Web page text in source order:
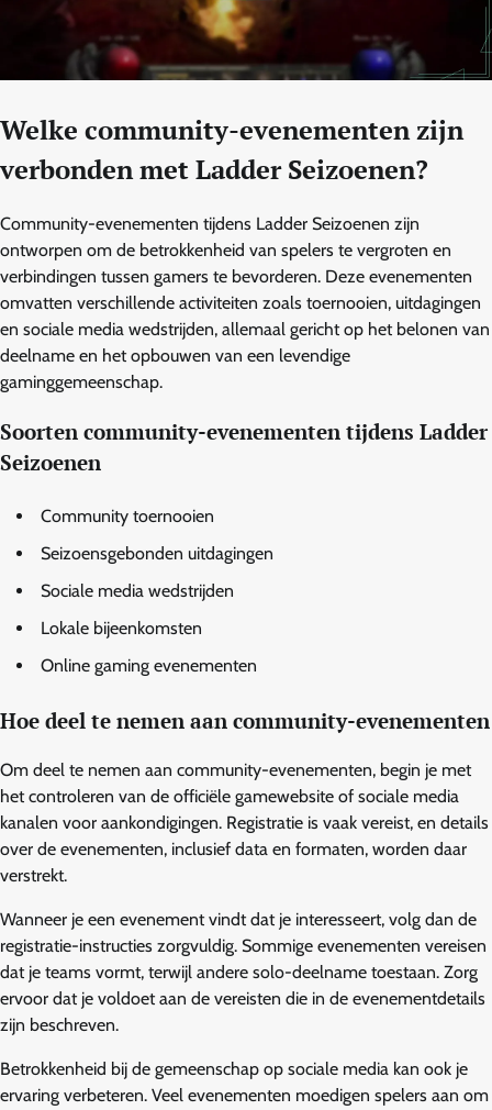
Welke community-evenementen zijn
verbonden met Ladder Seizoenen?
Community-evenementen tijdens Ladder Seizoenen zijn
ontworpen om de betrokkenheid van spelers te vergroten en
verbindingen tussen gamers te bevorderen. Deze evenementen
omvatten verschillende activiteiten zoals toernooien, uitdagingen
en sociale media wedstrijden, allemaal gericht op het belonen van
deelname en het opbouwen van een levendige
gaminggemeenschap.
Soorten community-evenementen tijdens Ladder
Seizoenen
Community toernooien
Seizoensgebonden uitdagingen
Sociale media wedstrijden
Lokale bijeenkomsten
Online gaming evenementen
Hoe deel te nemen aan community-evenementen
Om deel te nemen aan community-evenementen, begin je met
het controleren van de officiële gamewebsite of sociale media
kanalen voor aankondigingen. Registratie is vaak vereist, en details
over de evenementen, inclusief data en formaten, worden daar
verstrekt.
Wanneer je een evenement vindt dat je interesseert, volg dan de
registratie-instructies zorgvuldig. Sommige evenementen vereisen
dat je teams vormt, terwijl andere solo-deelname toestaan. Zorg
ervoor dat je voldoet aan de vereisten die in de evenementdetails
zijn beschreven.
Betrokkenheid bij de gemeenschap op sociale media kan ook je
ervaring verbeteren. Veel evenementen moedigen spelers aan om